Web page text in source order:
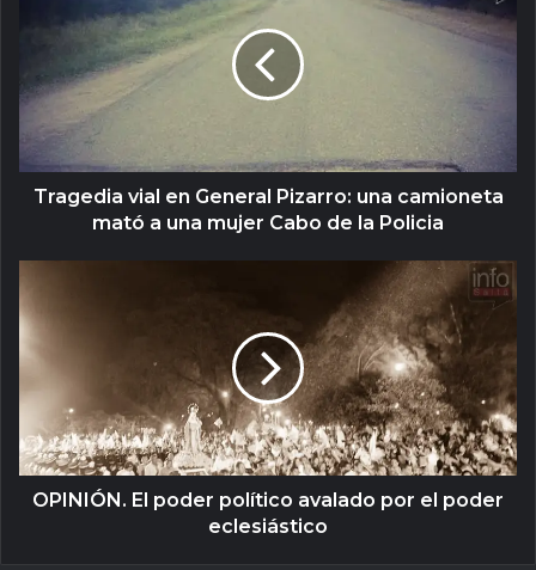
Tragedia vial en General Pizarro: una camioneta
mató a una mujer Cabo de la Policia
OPINIÓN. El poder político avalado por el poder
eclesiástico